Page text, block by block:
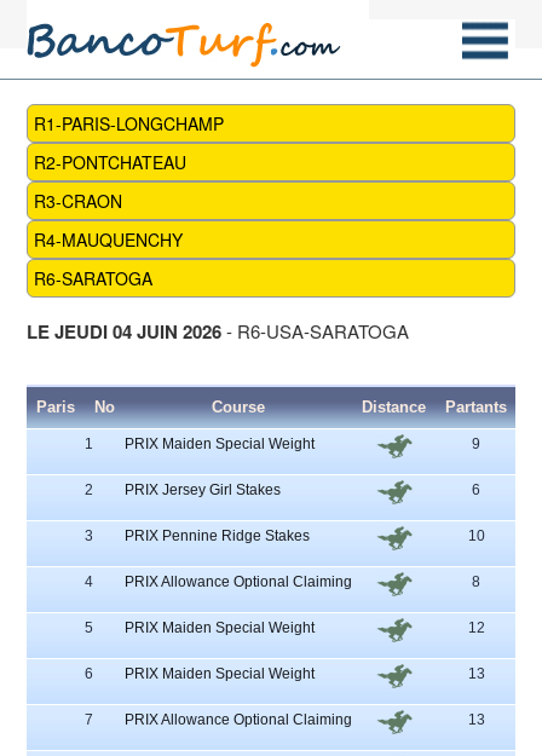
R1-PARIS-LONGCHAMP
R2-PONTCHATEAU
R3-CRAON
R4-MAUQUENCHY
R6-SARATOGA
LE JEUDI 04 JUIN 2026- R6-USA-SARATOGA
Paris No Course Distance Partants
1 PRIX Maiden Special Weight 9
2
PRIX Jersey Girl Stakes 6
3
PRIX Pennine Ridge Stakes 10
4
PRIX Allowance Optional Claiming 8
5
PRIX Maiden Special Weight 12
6
PRIX Maiden Special Weight 13
7
PRIX Allowance Optional Claiming 13